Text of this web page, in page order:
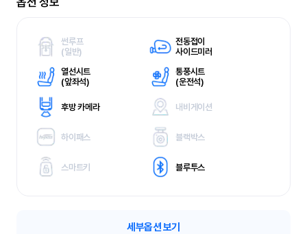
썬루프
(일반)
전동접이
사이드미러
열선시트
(앞좌석)
통풍시트
(운전석)
후방 카메라 내비게이션
하이패스 블랙박스
스마트키 블루투스
세부옵션 보기